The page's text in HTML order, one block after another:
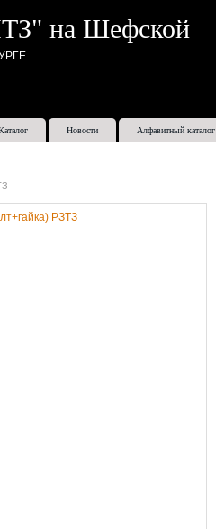
на Шефской
Новости Алфавитный каталог